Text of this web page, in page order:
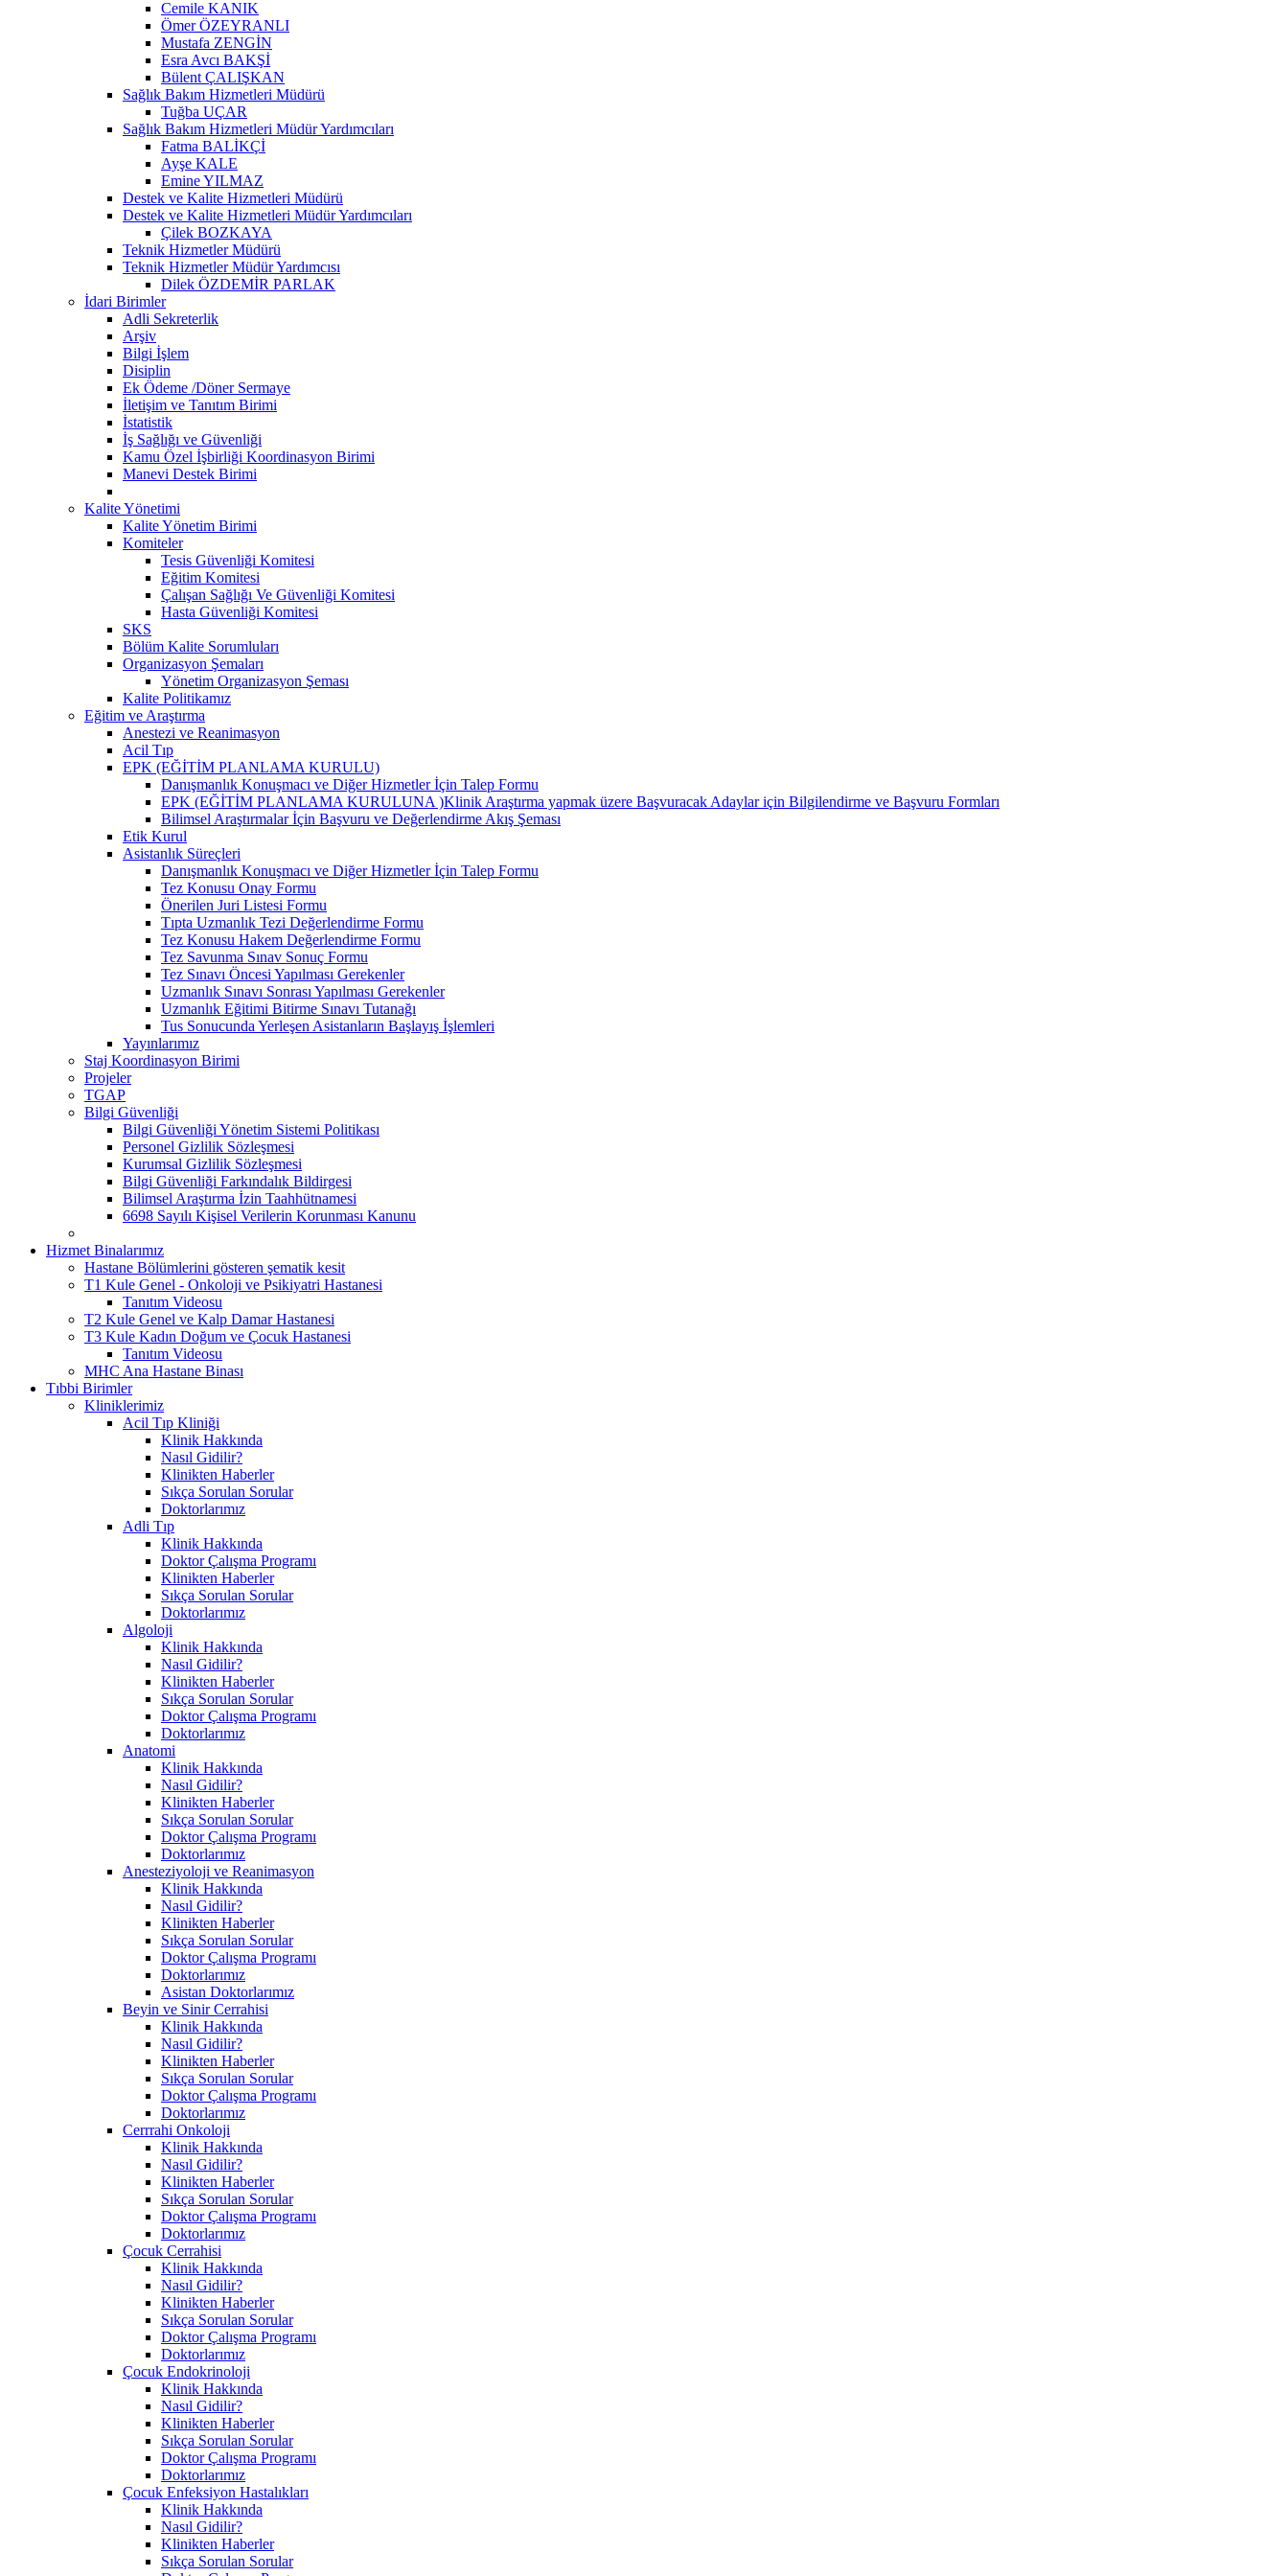
Cemile KANIK
Ömer ÖZEYRANLI
Mustafa ZENGİN
Esra Avcı BAKŞİ
Bülent ÇALIŞKAN
Sağlık Bakım Hizmetleri Müdürü
Tuğba UÇAR
Sağlık Bakım Hizmetleri Müdür Yardımcıları
Fatma BALİKÇİ
Ayşe KALE
Emine YILMAZ
Destek ve Kalite Hizmetleri Müdürü
Destek ve Kalite Hizmetleri Müdür Yardımcıları
Çilek BOZKAYA
Teknik Hizmetler Müdürü
Teknik Hizmetler Müdür Yardımcısı
Dilek ÖZDEMİR PARLAK
İdari Birimler
Adli Sekreterlik
Arşiv
Bilgi İşlem
Disiplin
Ek Ödeme /Döner Sermaye
İletişim ve Tanıtım Birimi
İstatistik
İş Sağlığı ve Güvenliği
Kamu Özel İşbirliği Koordinasyon Birimi
Manevi Destek Birimi
Kalite Yönetimi
Kalite Yönetim Birimi
Komiteler
Tesis Güvenliği Komitesi
Eğitim Komitesi
Çalışan Sağlığı Ve Güvenliği Komitesi
Hasta Güvenliği Komitesi
SKS
Bölüm Kalite Sorumluları
Organizasyon Şemaları
Yönetim Organizasyon Şeması
Kalite Politikamız
Eğitim ve Araştırma
Anestezi ve Reanimasyon
Acil Tıp
EPK (EĞİTİM PLANLAMA KURULU)
Danışmanlık Konuşmacı ve Diğer Hizmetler İçin Talep Formu
EPK (EĞİTİM PLANLAMA KURULUNA )Klinik Araştırma yapmak üzere Başvuracak Adaylar için Bilgilendirme ve Başvuru Formları
Bilimsel Araştırmalar İçin Başvuru ve Değerlendirme Akış Şeması
Etik Kurul
Asistanlık Süreçleri
Danışmanlık Konuşmacı ve Diğer Hizmetler İçin Talep Formu
Tez Konusu Onay Formu
Önerilen Juri Listesi Formu
Tıpta Uzmanlık Tezi Değerlendirme Formu
Tez Konusu Hakem Değerlendirme Formu
Tez Savunma Sınav Sonuç Formu
Tez Sınavı Öncesi Yapılması Gerekenler
Uzmanlık Sınavı Sonrası Yapılması Gerekenler
Uzmanlık Eğitimi Bitirme Sınavı Tutanağı
Tus Sonucunda Yerleşen Asistanların Başlayış İşlemleri
Yayınlarımız
Staj Koordinasyon Birimi
Projeler
TGAP
Bilgi Güvenliği
Bilgi Güvenliği Yönetim Sistemi Politikası
Personel Gizlilik Sözleşmesi
Kurumsal Gizlilik Sözleşmesi
Bilgi Güvenliği Farkındalık Bildirgesi
Bilimsel Araştırma İzin Taahhütnamesi
6698 Sayılı Kişisel Verilerin Korunması Kanunu
Hizmet Binalarımız
Hastane Bölümlerini gösteren şematik kesit
T1 Kule Genel - Onkoloji ve Psikiyatri Hastanesi
Tanıtım Videosu
T2 Kule Genel ve Kalp Damar Hastanesi
T3 Kule Kadın Doğum ve Çocuk Hastanesi
Tanıtım Videosu
MHC Ana Hastane Binası
Tıbbi Birimler
Kliniklerimiz
Acil Tıp Kliniği
Klinik Hakkında
Nasıl Gidilir?
Klinikten Haberler
Sıkça Sorulan Sorular
Doktorlarımız
Adli Tıp
Klinik Hakkında
Doktor Çalışma Programı
Klinikten Haberler
Sıkça Sorulan Sorular
Doktorlarımız
Algoloji
Klinik Hakkında
Nasıl Gidilir?
Klinikten Haberler
Sıkça Sorulan Sorular
Doktor Çalışma Programı
Doktorlarımız
Anatomi
Klinik Hakkında
Nasıl Gidilir?
Klinikten Haberler
Sıkça Sorulan Sorular
Doktor Çalışma Programı
Doktorlarımız
Anesteziyoloji ve Reanimasyon
Klinik Hakkında
Nasıl Gidilir?
Klinikten Haberler
Sıkça Sorulan Sorular
Doktor Çalışma Programı
Doktorlarımız
Asistan Doktorlarımız
Beyin ve Sinir Cerrahisi
Klinik Hakkında
Nasıl Gidilir?
Klinikten Haberler
Sıkça Sorulan Sorular
Doktor Çalışma Programı
Doktorlarımız
Cerrrahi Onkoloji
Klinik Hakkında
Nasıl Gidilir?
Klinikten Haberler
Sıkça Sorulan Sorular
Doktor Çalışma Programı
Doktorlarımız
Çocuk Cerrahisi
Klinik Hakkında
Nasıl Gidilir?
Klinikten Haberler
Sıkça Sorulan Sorular
Doktor Çalışma Programı
Doktorlarımız
Çocuk Endokrinoloji
Klinik Hakkında
Nasıl Gidilir?
Klinikten Haberler
Sıkça Sorulan Sorular
Doktor Çalışma Programı
Doktorlarımız
Çocuk Enfeksiyon Hastalıkları
Klinik Hakkında
Nasıl Gidilir?
Klinikten Haberler
Sıkça Sorulan Sorular